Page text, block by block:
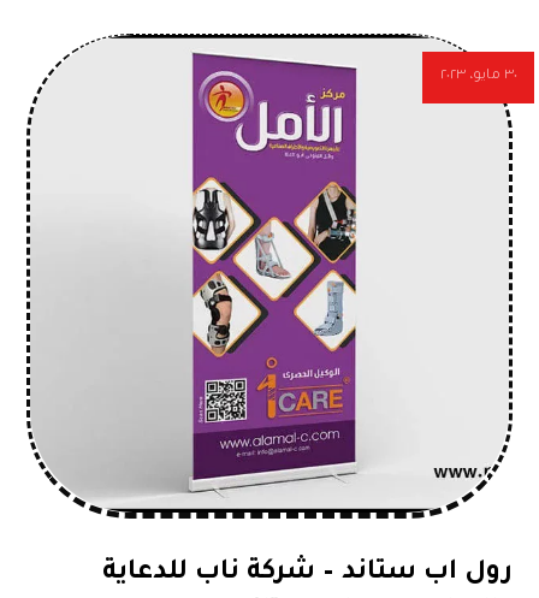
رول اب ستاند – شركة ناب للدعاية
٣٠ مايو، ٢٠٢٣